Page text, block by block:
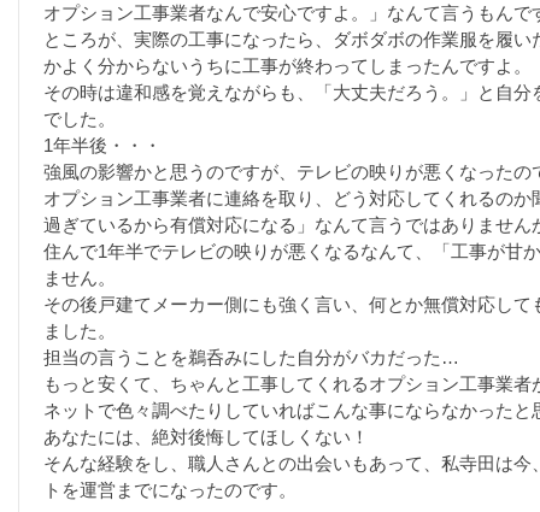
オプション工事業者なんで安心ですよ。」なんて言うもん
ところが、実際の工事になったら、ダボダボの作業服を履
かよく分からないうちに工事が終わってしまったんですよ。
その時は違和感を覚えながらも、「大丈夫だろう。」と自
でした。
1年半後・・・
強風の影響かと思うのですが、テレビの映りが悪くなったの
オプション工事業者に連絡を取り、どう対応してくれるの
過ぎているから有償対応になる」なんて言うではありません
住んで1年半でテレビの映りが悪くなるなんて、「工事が甘
ません。
その後戸建てメーカー側にも強く言い、何とか無償対応し
ました。
担当の言うことを鵜呑みにした自分がバカだった…
もっと安くて、ちゃんと工事してくれるオプション工事業
ネットで色々調べたりしていればこんな事にならなかった
あなたには、絶対後悔してほしくない！
そんな経験をし、職人さんとの出会いもあって、私寺田は
トを運営までになったのです。